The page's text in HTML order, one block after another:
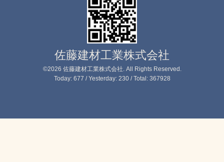
佐藤建材工業株式会社
©2026 佐藤建材工業株式会社 . All Rights Reserved.
Today: 677 / Yesterday: 230/ Total: 367928